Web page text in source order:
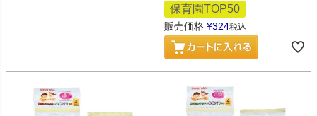
保育園TOP50
販売価格 ¥324税込